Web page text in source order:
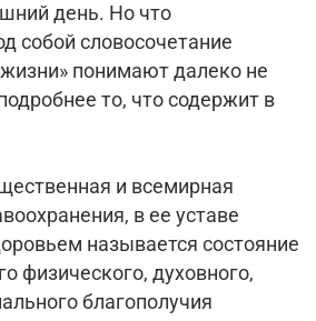
день. Но что
собой словосочетание
понимают далеко не
то, что содержит в
и всемирная
в ее уставе
называется состояние
физического, духовного,
благополучия